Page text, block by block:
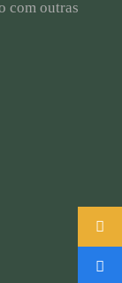
com outras